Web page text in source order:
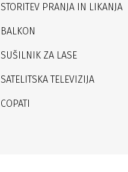
STORITEV PRANJA IN LIKANJA
BALKON
SUŠILNIK ZA LASE
SATELITSKA TELEVIZIJA
COPATI